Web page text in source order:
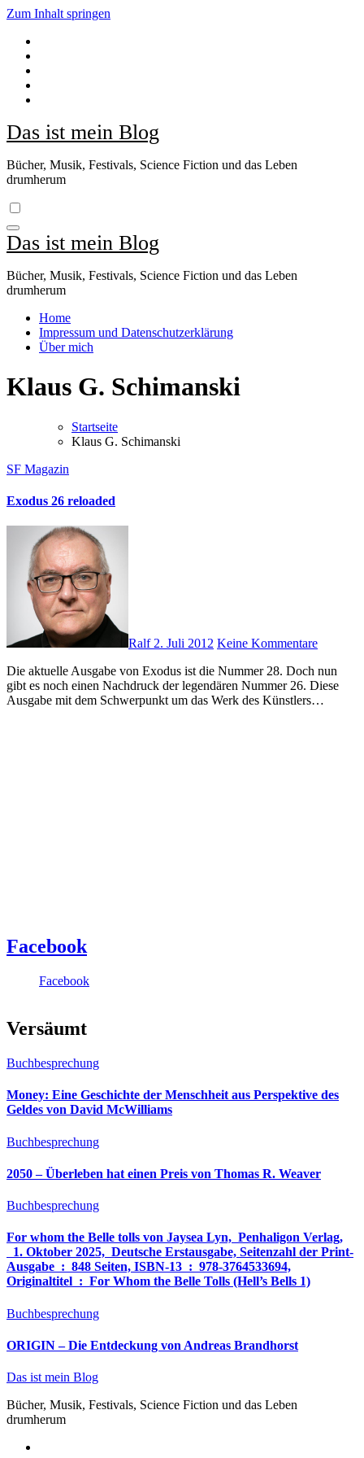
Zum Inhalt springen
Das ist mein Blog
Bücher, Musik, Festivals, Science Fiction und das Leben
drumherum
Das ist mein Blog
Bücher, Musik, Festivals, Science Fiction und das Leben
drumherum
Home
Impressum und Datenschutzerklärung
Über mich
Klaus G. Schimanski
Startseite
Klaus G. Schimanski
SF Magazin
Exodus 26 reloaded
Ralf2. Juli 2012 Keine Kommentare
Die aktuelle Ausgabe von Exodus ist die Nummer 28. Doch nun
gibt es noch einen Nachdruck der legendären Nummer 26. Diese
Ausgabe mit dem Schwerpunkt um das Werk des Künstlers…
Facebook
Facebook
Versäumt
Buchbesprechung
Money: Eine Geschichte der Menschheit aus Perspektive des
Geldes von David McWilliams
Buchbesprechung
2050 – Überleben hat einen Preis von Thomas R. Weaver
Buchbesprechung
For whom the Belle tolls von Jaysea Lyn, ‎ Penhaligon Verlag,
‎ 1. Oktober 2025, ‎ Deutsche Erstausgabe, Seitenzahl der Print-
Ausgabe ‏ : ‎ 848 Seiten, ISBN-13 ‏ : ‎ 978-3764533694,
Originaltitel ‏ : ‎ For Whom the Belle Tolls (Hell’s Bells 1)
Buchbesprechung
ORIGIN – Die Entdeckung von Andreas Brandhorst
Das ist mein Blog
Bücher, Musik, Festivals, Science Fiction und das Leben
drumherum